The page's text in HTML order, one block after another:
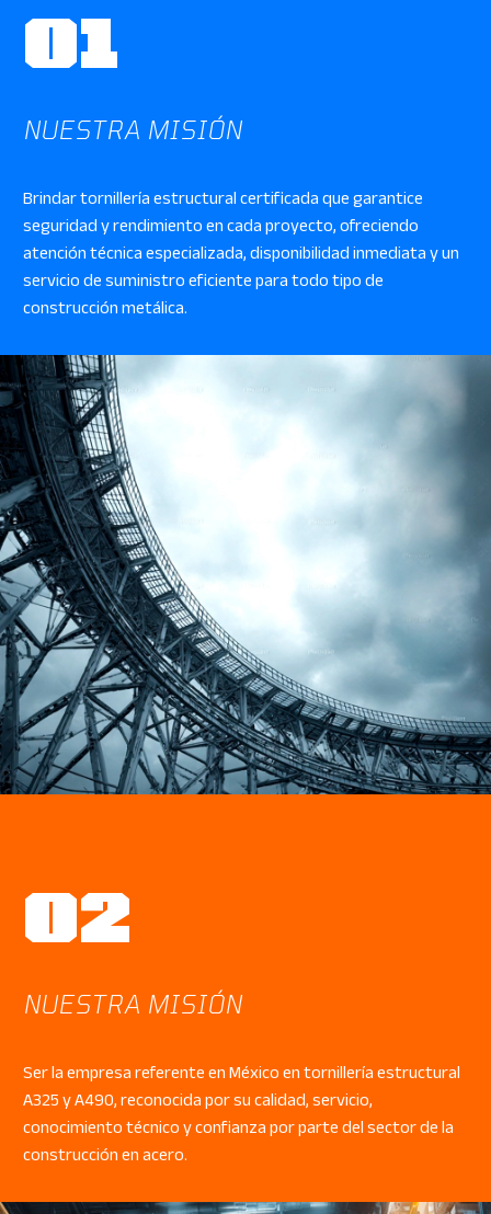
01
NUESTRA MISIÓN
Brindar tornillería estructural certificada que garantice
seguridad y rendimiento en cada proyecto, ofreciendo
atención técnica especializada, disponibilidad inmediata y un
servicio de suministro eficiente para todo tipo de
construcción metálica.
02
NUESTRA MISIÓN
Ser la empresa referente en México en tornillería estructural
A325 y A490, reconocida por su calidad, servicio,
conocimiento técnico y confianza por parte del sector de la
construcción en acero.